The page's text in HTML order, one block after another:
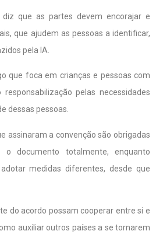
que as partes devem encorajar e
que ajudem as pessoas a identificar,
pela IA.
que foca em crianças e pessoas com
responsabilização pelas necessidades
dessas pessoas.
assinaram a convenção são obrigadas
documento totalmente, enquanto
medidas diferentes, desde que
do acordo possam cooperar entre si e
auxiliar outros países a se tornarem